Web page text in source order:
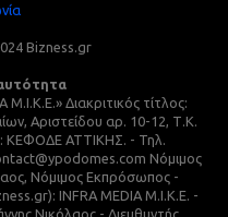
Bizness.gr
M.I.K.E.» Διακριτικός τίτλος:
Αριστείδου αρ. 10-12, Τ.Κ.
ΚΕΦΟΔΕ ΑΤΤΙΚΗΣ. - Τηλ.
Νόμιμος
Νόμιμος Εκπρόσωπος -
INFRA MEDIA M.I.K.E. -
Νικόλαος - Διευθυντής